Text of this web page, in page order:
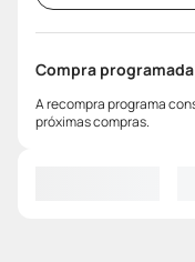
Compra programada
A recompra programa
próximas compras.